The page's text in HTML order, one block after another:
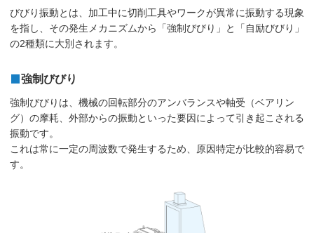
びびり振動とは、加工中に切削工具やワークが異常に振動する現象
を指し、その発生メカニズムから「強制びびり」と「自励びびり」
の2種類に大別されます。
強制びびり
強制びびりは、機械の回転部分のアンバランスや軸受（ベアリン
グ）の摩耗、外部からの振動といった要因によって引き起こされる
振動です。
これは常に一定の周波数で発生するため、原因特定が比較的容易で
す。